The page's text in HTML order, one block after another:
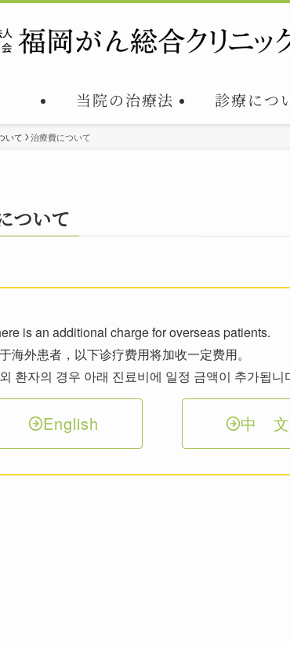
当院の治療法 診療につ
いて 治療費について
ついて
is an additional charge for overseas patients.
海外患者，以下诊疗费用将加收一定费用。
환자의 경우 아래 진료비에 일정 금액이 추가됩니
English 中 文